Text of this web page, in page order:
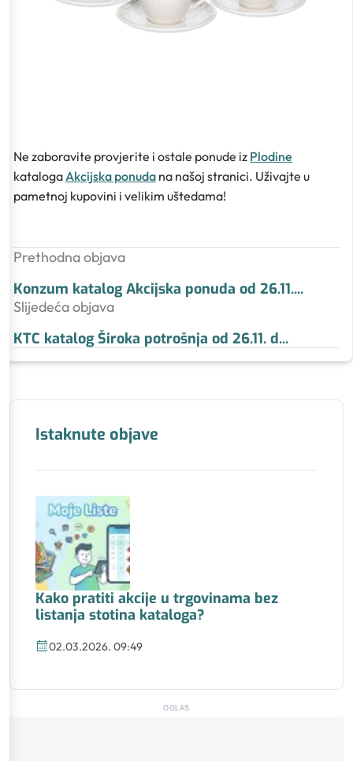
Ne zaboravite provjerite i ostale ponude iz Plodine
kataloga Akcijska ponuda na našoj stranici. Uživajte u
pametnoj kupovini i velikim uštedama!
Prethodna objava
Konzum katalog Akcijska ponuda od 26.11....
Slijedeća objava
KTC katalog Široka potrošnja od 26.11. d...
Istaknute objave
Kako pratiti akcije u trgovinama bez
listanja stotina kataloga?
02.03.2026. 09:49
OGLAS